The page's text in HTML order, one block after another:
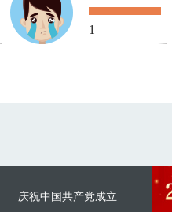
1
庆祝中国共产党成立